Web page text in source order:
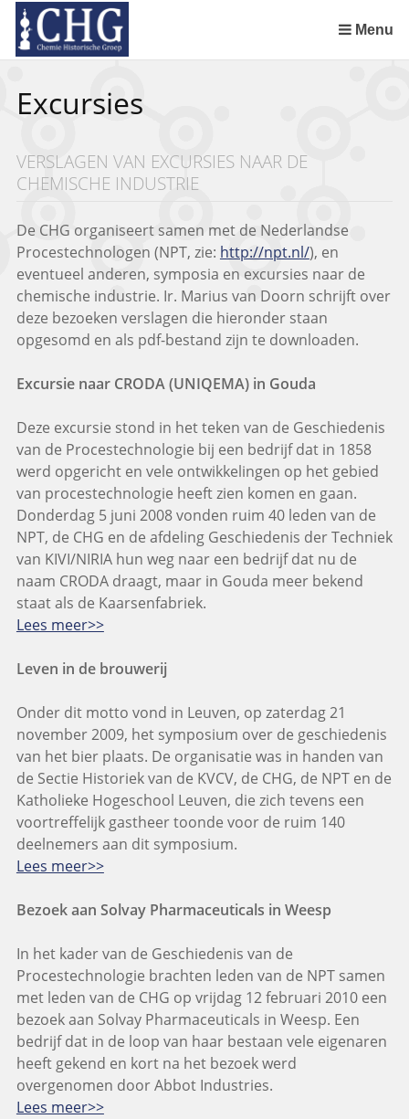
links
over
naar
de
Spring
naar
menu
Menu
Excursies
VERSLAGEN VAN EXCURSIES NAAR DE
CHEMISCHE INDUSTRIE
De CHG organiseert samen met de Nederlandse
Procestechnologen (NPT, zie: http://npt.nl/), en
eventueel anderen, symposia en excursies naar de
chemische industrie. Ir. Marius van Doorn schrijft over
deze bezoeken verslagen die hieronder staan
opgesomd en als pdf-bestand zijn te downloaden.
Excursie naar CRODA (UNIQEMA) in Gouda
Deze excursie stond in het teken van de Geschiedenis
van de Procestechnologie bij een bedrijf dat in 1858
werd opgericht en vele ontwikkelingen op het gebied
van procestechnologie heeft zien komen en gaan.
Donderdag 5 juni 2008 vonden ruim 40 leden van de
NPT, de CHG en de afdeling Geschiedenis der Techniek
van KIVI/NIRIA hun weg naar een bedrijf dat nu de
naam CRODA draagt, maar in Gouda meer bekend
staat als de Kaarsenfabriek.
Lees meer>>
Leven in de brouwerij
Onder dit motto vond in Leuven, op zaterdag 21
november 2009, het symposium over de geschiedenis
van het bier plaats. De organisatie was in handen van
de Sectie Historiek van de KVCV, de CHG, de NPT en de
Katholieke Hogeschool Leuven, die zich tevens een
voortreffelijk gastheer toonde voor de ruim 140
deelnemers aan dit symposium.
Lees meer>>
Bezoek aan Solvay Pharmaceuticals in Weesp
In het kader van de Geschiedenis van de
Procestechnologie brachten leden van de NPT samen
met leden van de CHG op vrijdag 12 februari 2010 een
bezoek aan Solvay Pharmaceuticals in Weesp. Een
bedrijf dat in de loop van haar bestaan vele eigenaren
heeft gekend en kort na het bezoek werd
overgenomen door Abbot Industries.
Lees meer>>